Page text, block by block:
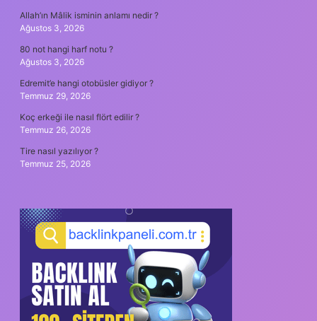
Allah’ın Mâlik isminin anlamı nedir ?
Ağustos 3, 2026
80 not hangi harf notu ?
Ağustos 3, 2026
Edremit’e hangi otobüsler gidiyor ?
Temmuz 29, 2026
Koç erkeği ile nasıl flört edilir ?
Temmuz 26, 2026
Tire nasıl yazılıyor ?
Temmuz 25, 2026